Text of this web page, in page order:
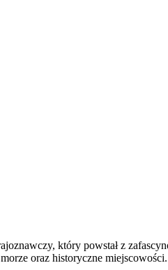
który powstał z
oraz historyczne miejscowości.